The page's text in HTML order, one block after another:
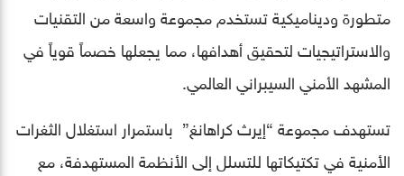
متطورة وديناميكية تستخدم مجموعة واسعة من التقنيات
والاستراتيجيات لتحقيق أهدافها، مما يجعلها خصماً قوياً في
المشهد الأمني السيبراني العالمي.
تستهدف مجموعة “إيرث كراهانغ” باستمرار استغلال الثغرات
الأمنية في تكتيكاتها للتسلل إلى الأنظمة المستهدفة، مع